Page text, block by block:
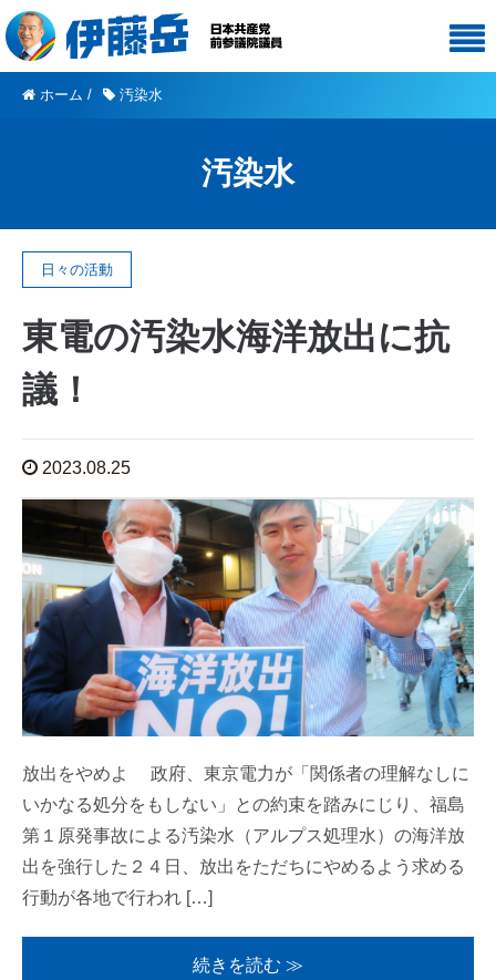
ホーム / 汚染水
汚染水
日々の活動
東電の汚染水海洋放出に抗
議！
2023.08.25
放出をやめよ 政府、東京電力が「関係者の理解なしに
いかなる処分をもしない」との約束を踏みにじり、福島
第１原発事故による汚染水（アルプス処理水）の海洋放
出を強行した２４日、放出をただちにやめるよう求める
行動が各地で行われ […]
続きを読む ≫